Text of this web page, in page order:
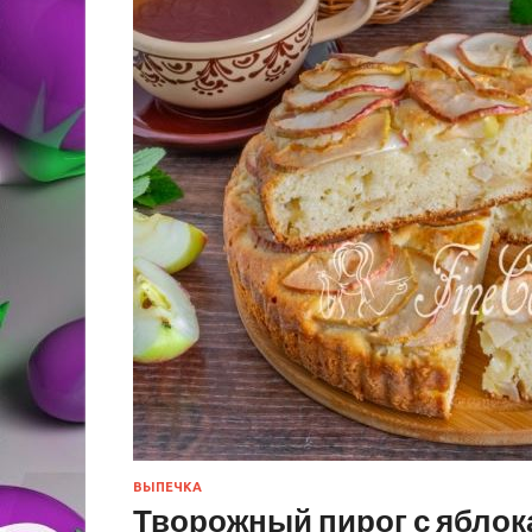
ВЫПЕЧКА
Творожный пирог с